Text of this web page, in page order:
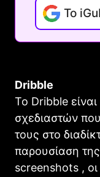
Το
Dribble
Το Dribble
σχεδιαστών
τους στο
παρουσίαση
screenshots ,